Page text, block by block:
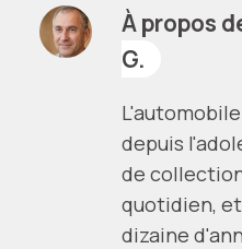
À propos
G.
depuis
de
quotidien,
dizaine